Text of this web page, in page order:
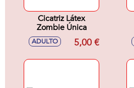
Cicatriz Látex
Zombie Única
ADULTO 5,00 €